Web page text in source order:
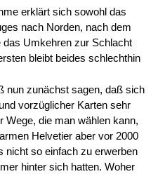
erklärt sich sowohl das
nach Norden, nach dem
das Umkehren zur Schlacht
bleibt beides schlechthin
nun zunächst sagen, daß sich
vorzüglicher Karten sehr
Wege, die man wählen kann,
Helvetier aber vor 2000
nicht so einfach zu erwerben
hinter sich hatten. Woher